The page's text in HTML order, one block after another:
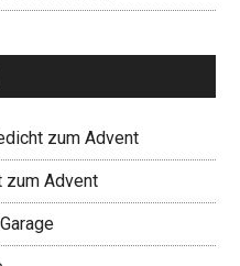
zum Advent
zum Advent